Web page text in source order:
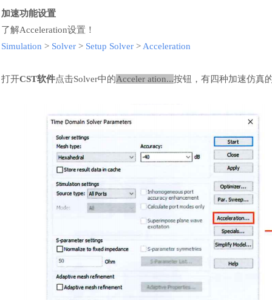
加速功能设置
了解Acceleration设置 ！
Simulation > Solver > Setup Solver > Acceleration
打开CST软件点击Solver中的Acceler ation...按钮，有四种加速仿真
汽车交通